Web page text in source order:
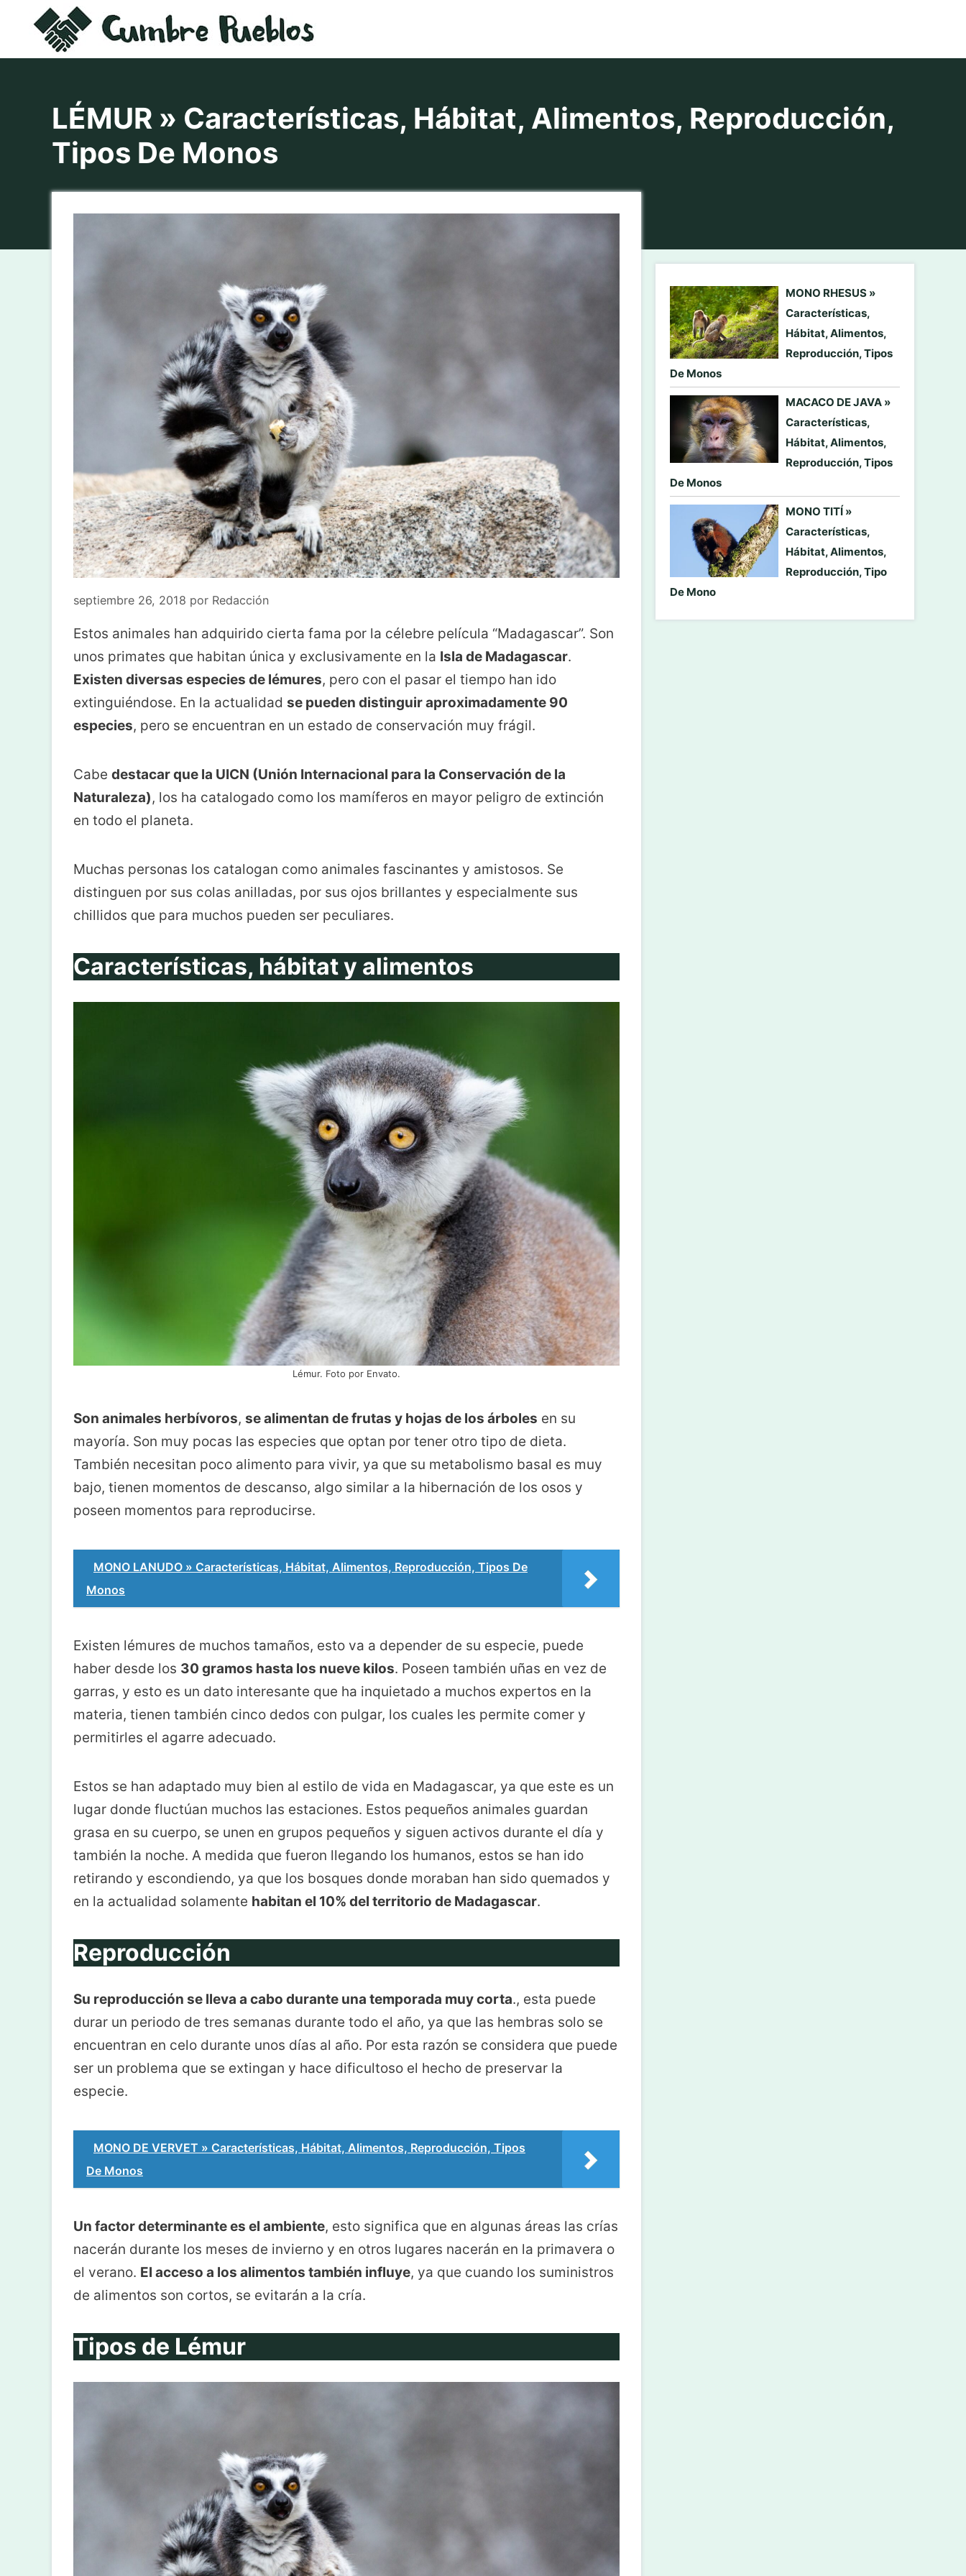
contenido
LÉMUR » Características, Hábitat, Alimentos, Reproducción,
Tipos De Monos
septiembre 26, 2018 por Redacción
Estos animales han adquirido cierta fama por la célebre película “Madagascar”. Son
unos primates que habitan única y exclusivamente en la Isla de Madagascar.
Existen diversas especies de lémures, pero con el pasar el tiempo han ido
extinguiéndose. En la actualidad se pueden distinguir aproximadamente 90
especies, pero se encuentran en un estado de conservación muy frágil.
Cabe destacar que la UICN (Unión Internacional para la Conservación de la
Naturaleza), los ha catalogado como los mamíferos en mayor peligro de extinción
en todo el planeta.
Muchas personas los catalogan como animales fascinantes y amistosos. Se
distinguen por sus colas anilladas, por sus ojos brillantes y especialmente sus
chillidos que para muchos pueden ser peculiares.
Características, hábitat y alimentos
Lémur. Foto por Envato.
Son animales herbívoros, se alimentan de frutas y hojas de los árboles en su
mayoría. Son muy pocas las especies que optan por tener otro tipo de dieta.
También necesitan poco alimento para vivir, ya que su metabolismo basal es muy
bajo, tienen momentos de descanso, algo similar a la hibernación de los osos y
poseen momentos para reproducirse.
MONO LANUDO » Características, Hábitat, Alimentos, Reproducción, Tipos De
Monos
Existen lémures de muchos tamaños, esto va a depender de su especie, puede
haber desde los 30 gramos hasta los nueve kilos. Poseen también uñas en vez de
garras, y esto es un dato interesante que ha inquietado a muchos expertos en la
materia, tienen también cinco dedos con pulgar, los cuales les permite comer y
permitirles el agarre adecuado.
Estos se han adaptado muy bien al estilo de vida en Madagascar, ya que este es un
lugar donde fluctúan muchos las estaciones. Estos pequeños animales guardan
grasa en su cuerpo, se unen en grupos pequeños y siguen activos durante el día y
también la noche. A medida que fueron llegando los humanos, estos se han ido
retirando y escondiendo, ya que los bosques donde moraban han sido quemados y
en la actualidad solamente habitan el 10% del territorio de Madagascar.
Reproducción
Su reproducción se lleva a cabo durante una temporada muy corta., esta puede
durar un periodo de tres semanas durante todo el año, ya que las hembras solo se
encuentran en celo durante unos días al año. Por esta razón se considera que puede
ser un problema que se extingan y hace dificultoso el hecho de preservar la
especie.
MONO DE VERVET » Características, Hábitat, Alimentos, Reproducción, Tipos
De Monos
Un factor determinante es el ambiente, esto significa que en algunas áreas las crías
nacerán durante los meses de invierno y en otros lugares nacerán en la primavera o
el verano. El acceso a los alimentos también influye, ya que cuando los suministros
de alimentos son cortos, se evitarán a la cría.
Tipos de Lémur
MONO RHESUS »
Características,
Hábitat, Alimentos,
Reproducción, Tipos
De Monos
MACACO DE JAVA »
Características,
Hábitat, Alimentos,
Reproducción, Tipos
De Monos
MONO TITÍ »
Características,
Hábitat, Alimentos,
Reproducción, Tipo
De Mono